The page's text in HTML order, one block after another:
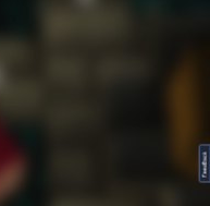
FeedBack